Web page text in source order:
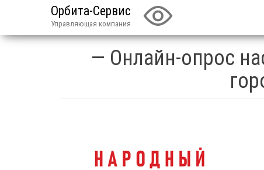
Орбита-Сервис
Управляющая компания
— Онлайн-опрос